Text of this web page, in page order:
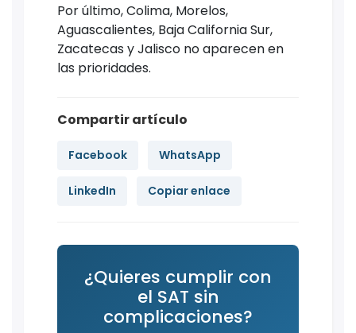
Por último, Colima, Morelos,
Aguascalientes, Baja California Sur,
Zacatecas y Jalisco no aparecen en
las prioridades.
Compartir artículo
Facebook WhatsApp
LinkedIn Copiar enlace
¿Quieres cumplir con
el SAT sin
complicaciones?